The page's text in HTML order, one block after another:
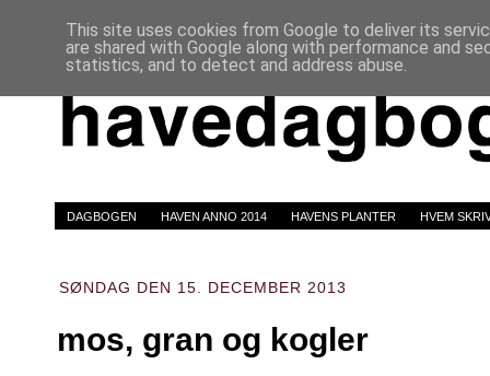
DAGBOGEN HAVEN ANNO 2014 HAVENS PLANTER HVEM
SØNDAG DEN 15. DECEMBER 2013
mos, gran og kogler
This site uses cookies from Google to deliver its
are shared with Google along with performance and
statistics, and to detect and address abuse.